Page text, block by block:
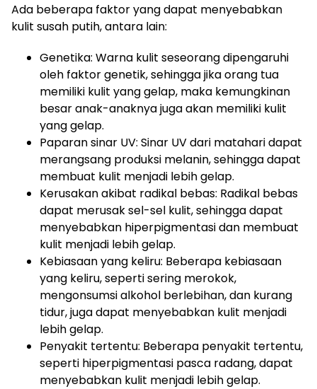
Ada beberapa faktor yang dapat menyebabkan
kulit susah putih, antara lain:
Genetika: Warna kulit seseorang dipengaruhi
oleh faktor genetik, sehingga jika orang tua
memiliki kulit yang gelap, maka kemungkinan
besar anak-anaknya juga akan memiliki kulit
yang gelap.
Paparan sinar UV: Sinar UV dari matahari dapat
merangsang produksi melanin, sehingga dapat
membuat kulit menjadi lebih gelap.
Kerusakan akibat radikal bebas: Radikal bebas
dapat merusak sel-sel kulit, sehingga dapat
menyebabkan hiperpigmentasi dan membuat
kulit menjadi lebih gelap.
Kebiasaan yang keliru: Beberapa kebiasaan
yang keliru, seperti sering merokok,
mengonsumsi alkohol berlebihan, dan kurang
tidur, juga dapat menyebabkan kulit menjadi
lebih gelap.
Penyakit tertentu: Beberapa penyakit tertentu,
seperti hiperpigmentasi pasca radang, dapat
menyebabkan kulit menjadi lebih gelap.